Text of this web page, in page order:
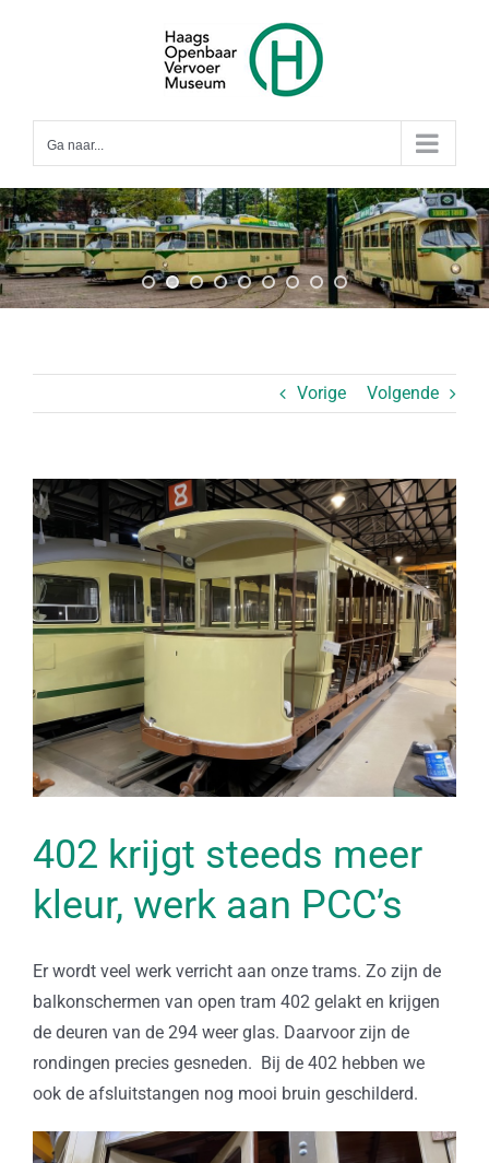
Ga naar...
Vorige Volgende
Bekijk
grotere
afbeelding
402 krijgt steeds meer
kleur, werk aan PCC’s
Er wordt veel werk verricht aan onze trams. Zo zijn de
balkonschermen van open tram 402 gelakt en krijgen
de deuren van de 294 weer glas. Daarvoor zijn de
rondingen precies gesneden. Bij de 402 hebben we
ook de afsluitstangen nog mooi bruin geschilderd.